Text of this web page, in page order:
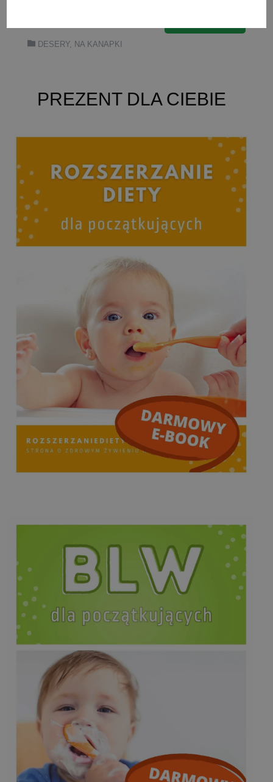
DESERY, NA KANAPKI
PREZENT DLA CIEBIE